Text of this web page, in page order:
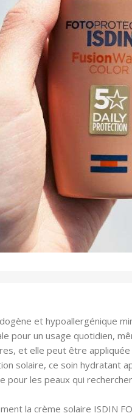
et hypoallergénique
pour un usage quotidien,
et elle peut être appliquée
solaire, ce soin hydratant
pour les peaux qui
la crème solaire ISDIN